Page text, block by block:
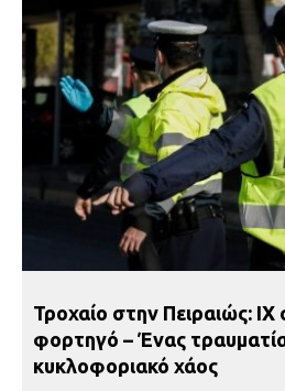
Τροχαίο στην Πειραιώς:
φορτηγό – Ένας
κυκλοφοριακό χάος